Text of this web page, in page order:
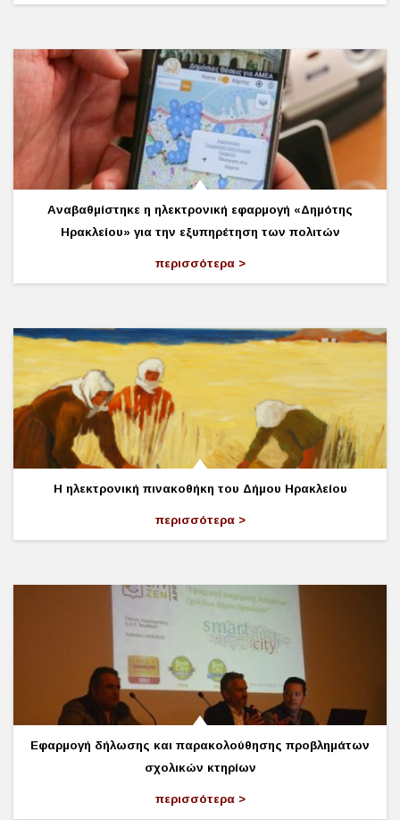
Αναβαθμίστηκε η ηλεκτρονική εφαρμογή «Δημότης
Ηρακλείου» για την εξυπηρέτηση των πολιτών
περισσότερα
Η ηλεκτρονική πινακοθήκη του Δήμου Ηρακλείου
περισσότερα
Εφαρμογή δήλωσης και παρακολούθησης προβλημάτων
σχολικών κτηρίων
περισσότερα